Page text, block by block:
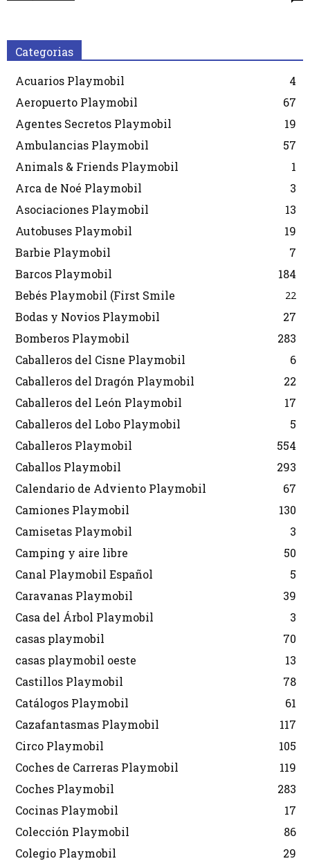
Categorias
Acuarios Playmobil
4
Aeropuerto Playmobil
67
Agentes Secretos Playmobil
19
Ambulancias Playmobil
57
Animals & Friends Playmobil
1
Arca de Noé Playmobil
3
Asociaciones Playmobil
13
Autobuses Playmobil
19
Barbie Playmobil
7
Barcos Playmobil
184
Bebés Playmobil (First Smile
22
Bodas y Novios Playmobil
27
Bomberos Playmobil
283
Caballeros del Cisne Playmobil
6
Caballeros del Dragón Playmobil
22
Caballeros del León Playmobil
17
Caballeros del Lobo Playmobil
5
Caballeros Playmobil
554
Caballos Playmobil
293
Calendario de Adviento Playmobil
67
Camiones Playmobil
130
Camisetas Playmobil
3
Camping y aire libre
50
Canal Playmobil Español
5
Caravanas Playmobil
39
Casa del Árbol Playmobil
3
casas playmobil
70
casas playmobil oeste
13
Castillos Playmobil
78
Catálogos Playmobil
61
Cazafantasmas Playmobil
117
Circo Playmobil
105
Coches de Carreras Playmobil
119
Coches Playmobil
283
Cocinas Playmobil
17
Colección Playmobil
86
Colegio Playmobil
29